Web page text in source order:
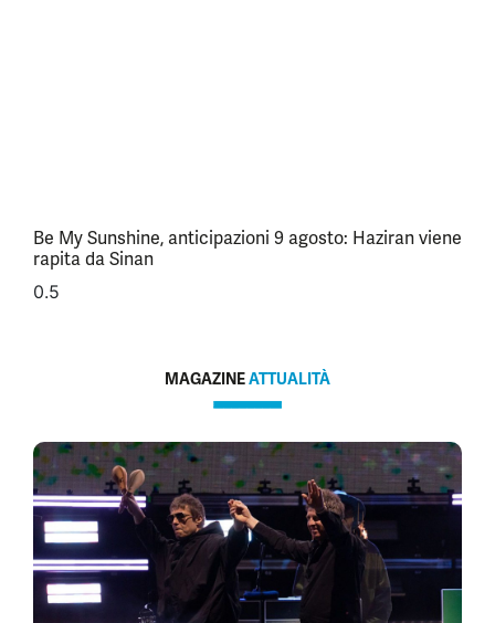
Be My Sunshine, anticipazioni 9 agosto: Haziran viene
rapita da Sinan
MAGAZINEATTUALITÀ